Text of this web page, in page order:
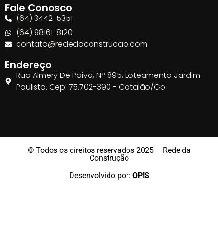
Fale Conosco
(64) 3442-5351
(64) 98161-8120
contato@rededaconstrucao.com
Endereço
Rua Almery De Paiva, Nº 895, Loteamento Jardim
Paulista. Cep: 75.702-390 - Catalão/Go
© Todos os direitos reservados 2025 – Rede da
Construção
Desenvolvido por: OP!S